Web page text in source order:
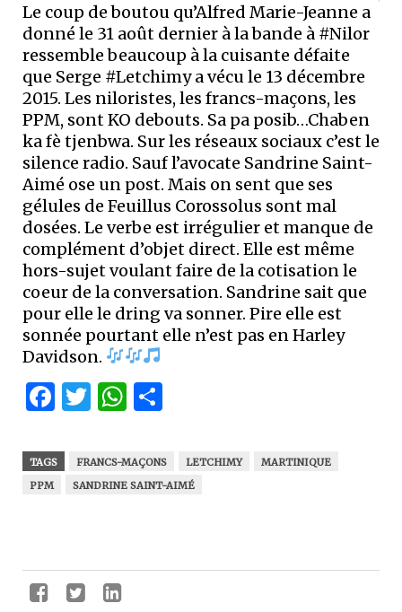
Le coup de boutou qu’Alfred Marie-Jeanne a
donné le 31 août dernier à la bande à #Nilor
ressemble beaucoup à la cuisante défaite
que Serge #Letchimy a vécu le 13 décembre
2015. Les niloristes, les francs-maçons, les
PPM, sont KO debouts. Sa pa posib…Chaben
ka fè tjenbwa. Sur les réseaux sociaux c’est le
silence radio. Sauf l’avocate Sandrine Saint-
Aimé ose un post. Mais on sent que ses
gélules de Feuillus Corossolus sont mal
dosées. Le verbe est irrégulier et manque de
complément d’objet direct. Elle est même
hors-sujet voulant faire de la cotisation le
coeur de la conversation. Sandrine sait que
pour elle le dring va sonner. Pire elle est
sonnée pourtant elle n’est pas en Harley
Davidson.
Facebook
Twitter
WhatsApp
TAGS FRANCS-MAÇONS LETCHIMY
MARTINIQUE
PPM
SANDRINE SAINT-AIMÉ